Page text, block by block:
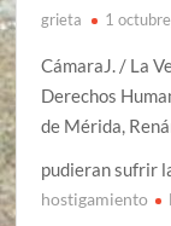
grieta 1
CámaraJ. / La
Derechos
de Mérida,
pudieran sufrir
hostigamiento